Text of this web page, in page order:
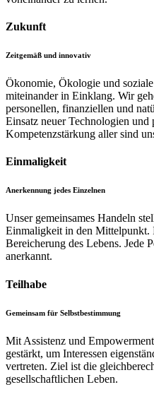
Zukunft
Zeitgemäß und innovativ
Ökonomie, Ökologie und
miteinander in Einklang. Wir
personellen, finanziellen und
Einsatz neuer Technologien und
Kompetenzstärkung aller sind
Einmaligkeit
Anerkennung jedes Einzelnen
Unser gemeinsames Handeln
Einmaligkeit in den Mittelpunkt.
Bereicherung des Lebens. Jede
anerkannt.
Teilhabe
Gemeinsam für Selbstbestimmung
Mit Assistenz und
gestärkt, um Interessen
vertreten. Ziel ist die
gesellschaftlichen Leben.